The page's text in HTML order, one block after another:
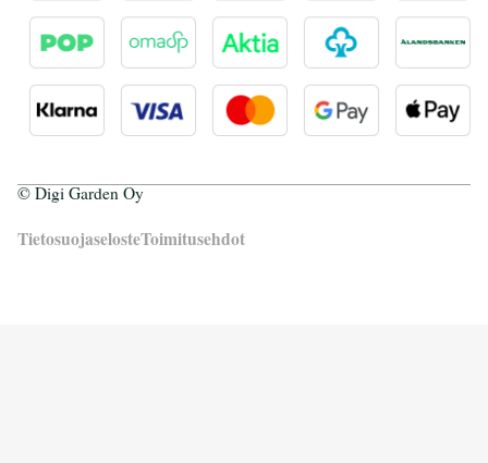
© Digi Garden Oy
TietosuojaselosteToimitusehdot